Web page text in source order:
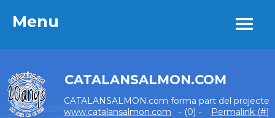
Menu
CATALANSALMON.COM
CATALANSALMON.com forma part del projecte
www.catalansalmon.com - (0) - Permalink (#)
Menu